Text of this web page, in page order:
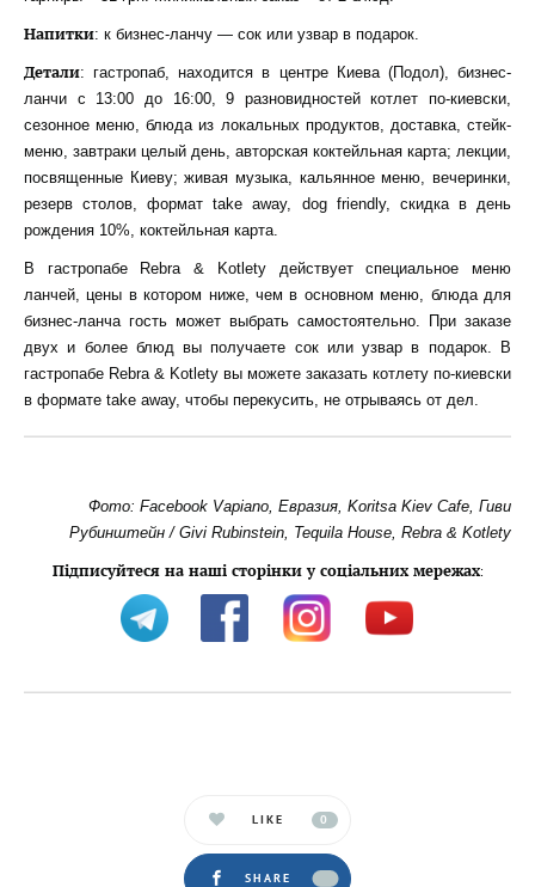
Напитки: к бизнес-ланчу — сок или узвар в подарок.
Детали: гастропаб, находится в центре Киева (Подол), бизнес-
ланчи с 13:00 до 16:00, 9 разновидностей котлет по-киевски,
сезонное меню, блюда из локальных продуктов, доставка, стейк-
меню, завтраки целый день, авторская коктейльная карта; лекции,
посвященные Киеву; живая музыка, кальянное меню, вечеринки,
резерв столов, формат take away, dog friendly, скидка в день
рождения 10%, коктейльная карта.
В гастропабе Rebra & Kotlety действует специальное меню
ланчей, цены в котором ниже, чем в основном меню, блюда для
бизнес-ланча гость может выбрать самостоятельно. При заказе
двух и более блюд вы получаете сок или узвар в подарок. В
гастропабе Rebra & Kotlety вы можете заказать котлету по-киевски
в формате take away, чтобы перекусить, не отрываясь от дел.
Фото: Facebook Vapiano, Евразия, Koritsa Kiev Cafe, Гиви
Рубинштейн / Givi Rubinstein, Tequila House, Rebra & Kotlety
Підписуйтеся на наші сторінки у соціальних мережах:
LIKE 0
SHARE